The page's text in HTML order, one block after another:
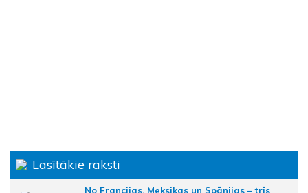
Lasītākie raksti
No Francijas, Meksikas un Spānijas – trīs